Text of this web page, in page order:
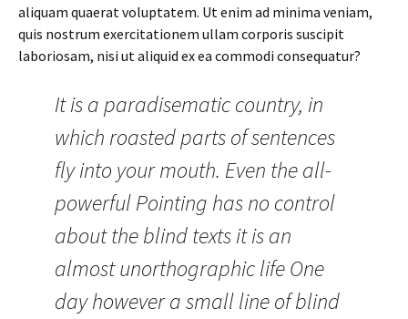
aliquam quaerat voluptatem. Ut enim ad minima veniam,
quis nostrum exercitationem ullam corporis suscipit
laboriosam, nisi ut aliquid ex ea commodi consequatur?
It is a paradisematic country, in
which roasted parts of sentences
fly into your mouth. Even the all-
powerful Pointing has no control
about the blind texts it is an
almost unorthographic life One
day however a small line of blind